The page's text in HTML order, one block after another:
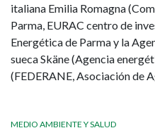
italiana Emilia Romagna
Parma, EURAC centro de
Energética de Parma y la
sueca Skäne (Agencia
(FEDERANE, Asociación de
MEDIO AMBIENTE Y SALUD